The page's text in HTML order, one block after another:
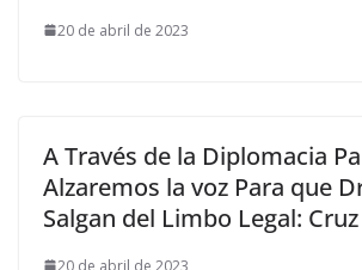
20 de abril de 2023
A Través de la Diplomacia
Alzaremos la voz Para que
Salgan del Limbo Legal:
20 de abril de 2023